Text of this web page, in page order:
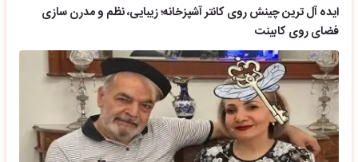
ایده آل ترین چینش روی کانتر آشپزخانه؛ زیبایی، نظم و مدرن سازی
فضای روی کابینت